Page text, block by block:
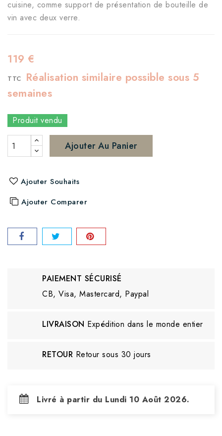
cuisine, comme support de présentation de bouteille de
vin avec deux verre.
119 €
TTC
Réalisation similaire possible sous 5
semaines
Produit vendu
Ajouter Au Panier
Ajouter Souhaits
Ajouter Comparer
PAIEMENT SÉCURISÉ
CB, Visa, Mastercard, Paypal
LIVRAISON Expédition dans le monde entier
RETOUR Retour sous 30 jours
Livré à partir du Lundi 10 Août 2026.